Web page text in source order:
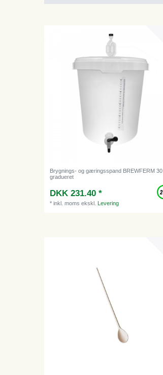
Brygnings- og gæringsspand BREWFERM 30 l
gradueret
DKK 231.40 *
*inkl. moms ekskl.Levering